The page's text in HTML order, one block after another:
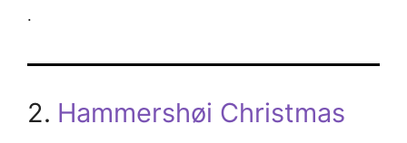
.
2. Hammershøi Christmas